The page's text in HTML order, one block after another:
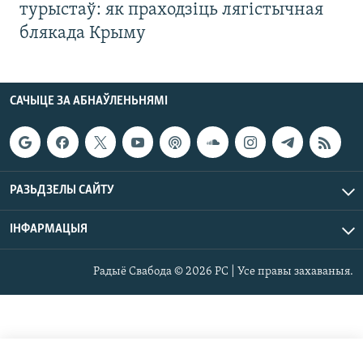
турыстаў: як праходзіць лягістычная
блякада Крыму
САЧЫЦЕ ЗА АБНАЎЛЕНЬНЯМІ
РАЗЬДЗЕЛЫ САЙТУ
ІНФАРМАЦЫЯ
Радыё Свабода © 2026 РС | Усе правы захаваныя.